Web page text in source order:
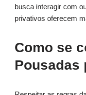
busca interagir com
privativos oferecem
Como se
Pousadas